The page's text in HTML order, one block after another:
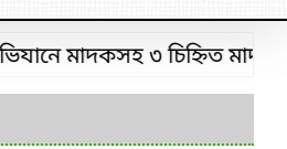
মাদকসহ ৩ চিহ্নিত মাদক